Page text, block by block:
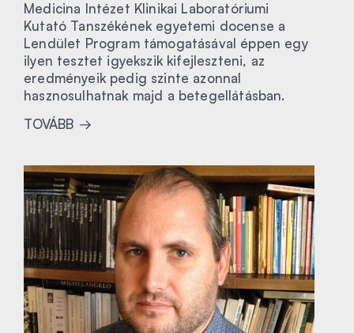
Medicina Intézet Klinikai Laboratóriumi
Kutató Tanszékének egyetemi docense a
Lendület Program támogatásával éppen egy
ilyen tesztet igyekszik kifejleszteni, az
eredményeik pedig szinte azonnal
hasznosulhatnak majd a betegellátásban.
TOVÁBB